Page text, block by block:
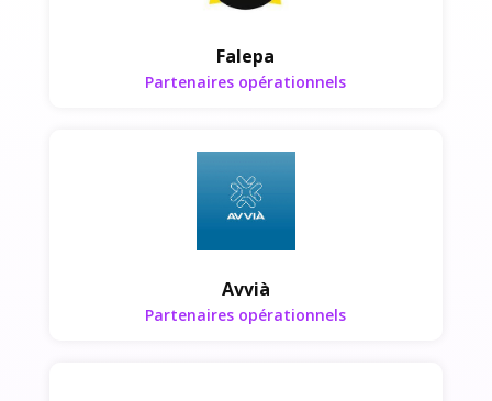
Falepa
Partenaires opérationnels
Avvià
Partenaires opérationnels
Partenaires opérationnels